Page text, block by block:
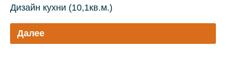
Дизайн кухни (10,1кв.м.)
Далее